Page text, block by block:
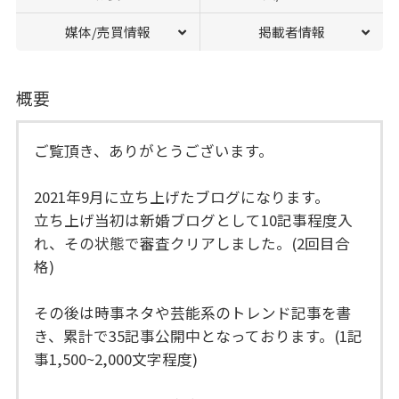
媒体/売買情報 掲載者情報
概要
ご覧頂き、ありがとうございます。
2021年9月に立ち上げたブログになります。
立ち上げ当初は新婚ブログとして10記事程度入
れ、その状態で審査クリアしました。(2回目合
格)
その後は時事ネタや芸能系のトレンド記事を書
き、累計で35記事公開中となっております。(1記
事1,500~2,000文字程度)